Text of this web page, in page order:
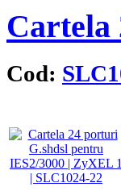
Cartela
Cod: